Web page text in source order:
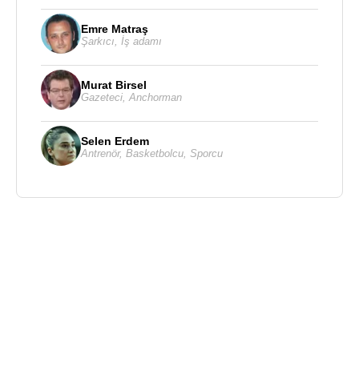
Emre Matraş
Şarkıcı, İş adamı
Murat Birsel
Gazeteci,Anchorman
Selen Erdem
Antrenör, Basketbolcu, Sporcu